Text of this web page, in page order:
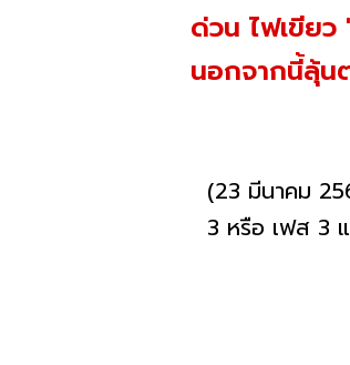
ด่วน ไฟเขียว
นอกจากนี้ลุ้น
(23 มีนาคม
3 หรือ เฟส 3